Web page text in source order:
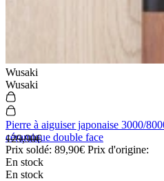
Wusaki
Wusaki
Pierre à aiguiser japonaise 3000/
céramique double face
Prix soldé: 89,90€ Prix d'origine:
129,90€
En stock
En stock